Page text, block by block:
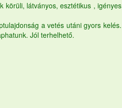
körüli, látványos, esztétikus , igényes
a vetés utáni gyors kelés.
Jól terhelhető.